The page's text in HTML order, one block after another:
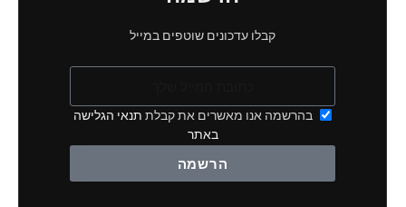
קבלו עדכונים שוטפים במייל
בהרשמה אנו מאשרים את קבלת תנאי הגלישה
באתר
הרשמה